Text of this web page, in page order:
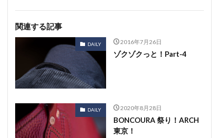
関連する記事
DAILY 2016年7月26日
ゾクゾクっと！Part-4
DAILY 2020年8月28日
BONCOURA 祭り！ARCH
東京！